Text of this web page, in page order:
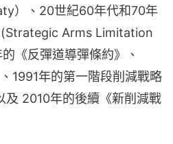
）、20世紀60年代和70年
(Strategic Arms Limitation
《反彈道導彈條約》、
1991年的第一階段削減戰略
及 2010年的後續《新削減戰